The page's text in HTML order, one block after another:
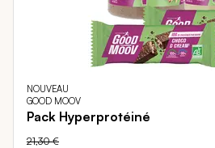
NOUVEAU
GOOD MOOV
Pack Hyperprotéiné
21,30 €